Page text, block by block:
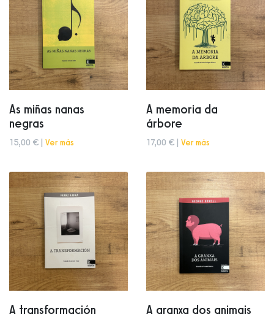
As miñas nanas
negras
15,00 € | Ver más
A memoria da
árbore
17,00 € | Ver más
A transformación A granxa dos animais